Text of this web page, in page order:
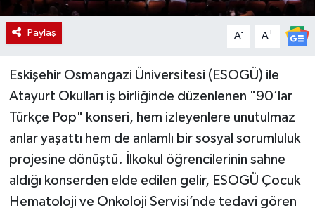
Paylaş A- A+
Eskişehir Osmangazi Üniversitesi (ESOGÜ) ile
Atayurt Okulları iş birliğinde düzenlenen "90’lar
Türkçe Pop" konseri, hem izleyenlere unutulmaz
anlar yaşattı hem de anlamlı bir sosyal sorumluluk
projesine dönüştü. İlkokul öğrencilerinin sahne
aldığı konserden elde edilen gelir, ESOGÜ Çocuk
Hematoloji ve Onkoloji Servisi’nde tedavi gören